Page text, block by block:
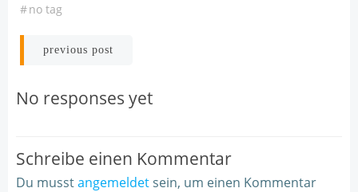
#no tag
Post
navigation
previous post
No responses yet
Schreibe einen Kommentar
Du musstangemeldetsein, um einen Kommentar